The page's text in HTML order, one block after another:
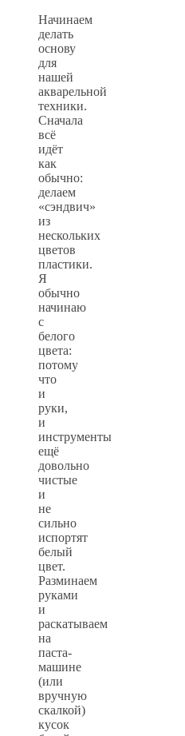
Начинаем
делать
основу
для
нашей
акварельной
техники.
Сначала
всё
идёт
как
обычно:
делаем
«сэндвич»
из
нескольких
цветов
пластики.
Я
обычно
начинаю
с
белого
цвета:
потому
что
и
руки,
и
инструменты
ещё
довольно
чистые
и
не
сильно
испортят
белый
цвет.
Разминаем
руками
и
раскатываем
на
паста-
машине
(или
вручную
скалкой)
кусок